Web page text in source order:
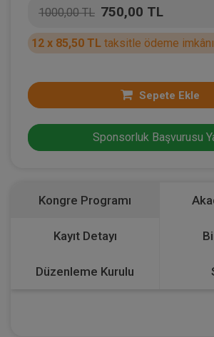
1000,00 TL 750,00 TL
12 x 85,50 TL taksitle ödeme
Sepete Ekle
Sponsorluk Başvurusu
Kongre Programı
Kayıt Detayı
Düzenleme Kurulu